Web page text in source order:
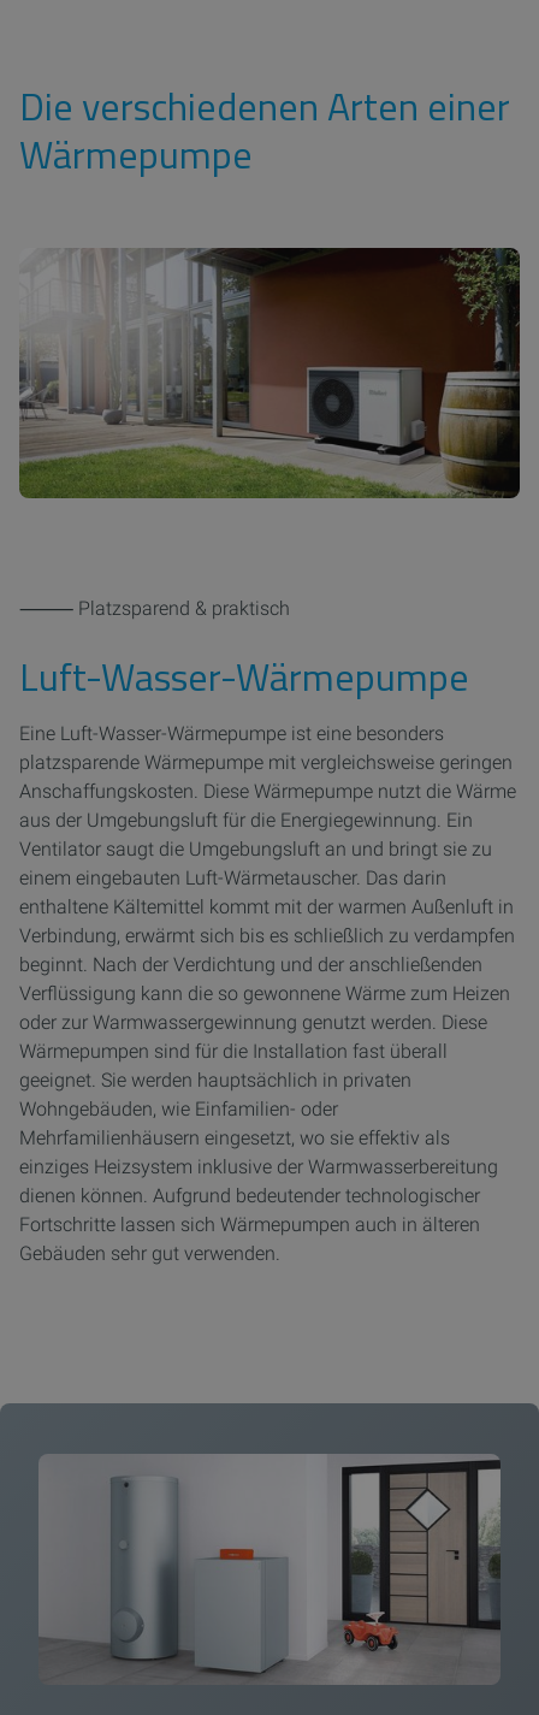
Die verschiedenen Arten einer
Wärmepumpe
⸻ Platzsparend & praktisch
Luft-Wasser-Wärmepumpe
Eine Luft-Wasser-Wärmepumpe ist eine besonders
platzsparende Wärmepumpe mit vergleichsweise geringen
Anschaffungskosten. Diese Wärmepumpe nutzt die Wärme
aus der Umgebungsluft für die Energiegewinnung. Ein
Ventilator saugt die Umgebungsluft an und bringt sie zu
einem eingebauten Luft-Wärmetauscher. Das darin
enthaltene Kältemittel kommt mit der warmen Außenluft in
Verbindung, erwärmt sich bis es schließlich zu verdampfen
beginnt. Nach der Verdichtung und der anschließenden
Verflüssigung kann die so gewonnene Wärme zum Heizen
oder zur Warmwassergewinnung genutzt werden. Diese
Wärmepumpen sind für die Installation fast überall
geeignet. Sie werden hauptsächlich in privaten
Wohngebäuden, wie Einfamilien- oder
Mehrfamilienhäusern eingesetzt, wo sie effektiv als
einziges Heizsystem inklusive der Warmwasserbereitung
dienen können. Aufgrund bedeutender technologischer
Fortschritte lassen sich Wärmepumpen auch in älteren
Gebäuden sehr gut verwenden.